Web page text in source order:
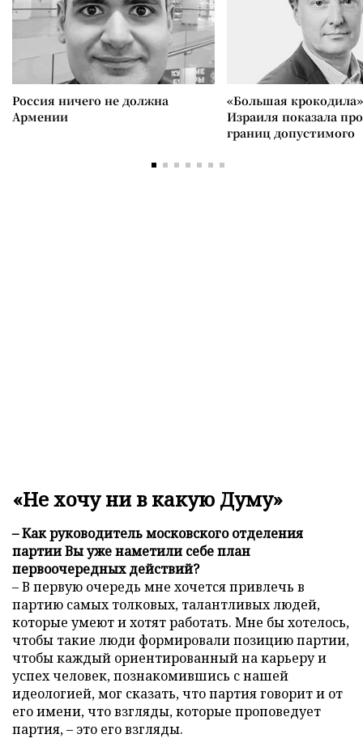
Россия ничего не должна
Армении
«Большая
Израиля показала
границ допустимого
«Не хочу ни в какую Думу»
– Как руководитель московского отделения
партии Вы уже наметили себе план
первоочередных действий?
– В первую очередь мне хочется привлечь в
партию самых толковых, талантливых людей,
которые умеют и хотят работать. Мне бы хотелось,
чтобы такие люди формировали позицию партии,
чтобы каждый ориентированный на карьеру и
успех человек, познакомившись с нашей
идеологией, мог сказать, что партия говорит и от
его имени, что взгляды, которые проповедует
партия, – это его взгляды.